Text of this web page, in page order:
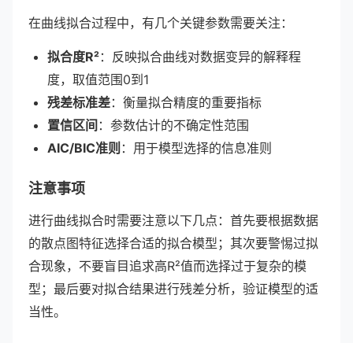
在曲线拟合过程中，有几个关键参数需要关注：
拟合度R²：反映拟合曲线对数据变异的解释程
度，取值范围0到1
残差标准差：衡量拟合精度的重要指标
置信区间 ：参数估计的不确定性范围
AIC/BIC准则 ：用于模型选择的信息准则
注意事项
进行曲线拟合时需要注意以下几点：首先要根据数据
的散点图特征选择合适的拟合模型；其次要警惕过拟
合现象，不要盲目追求高R²值而选择过于复杂的模
型；最后要对拟合结果进行残差分析，验证模型的适
当性。